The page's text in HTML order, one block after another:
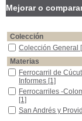
Mejorar o
Colección
Colección General
Colección General
Materias
Ferrocarril de Cúcuta -
Ferrocarril de
Informes [1]
Ferrocarriles -
Ferrocarriles -
[1]
San Andrés y
San Andrés y